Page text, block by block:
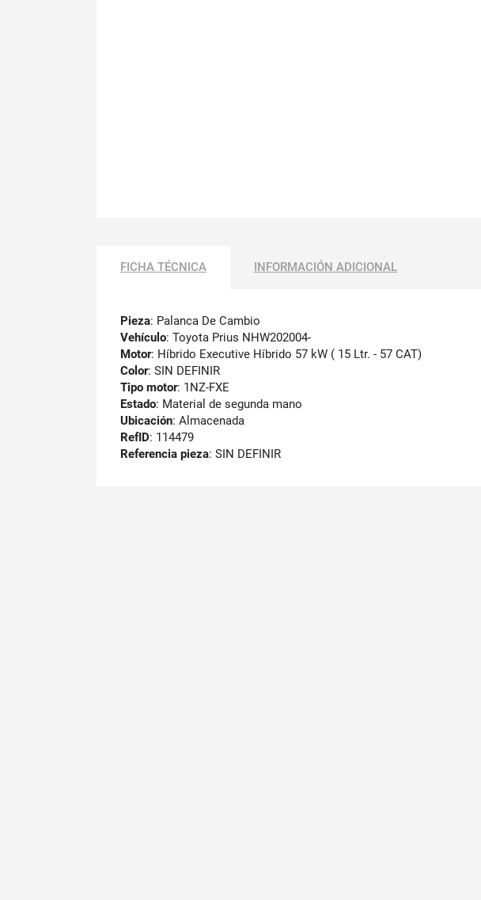
FICHA TÉCNICA INFORMACIÓN ADICIONAL
Pieza: Palanca De Cambio
Vehículo: Toyota Prius NHW202004-
Motor: Híbrido Executive Híbrido 57 kW ( 15 Ltr. - 57 CAT)
Color: SIN DEFINIR
Tipo motor: 1NZ-FXE
Estado: Material de segunda mano
Ubicación: Almacenada
RefID: 114479
Referencia pieza: SIN DEFINIR